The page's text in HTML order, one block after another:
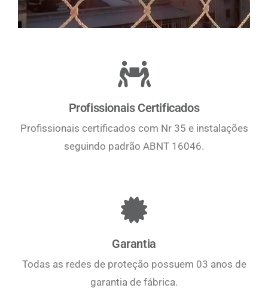
Profissionais Certificados
Profissionais certificados com Nr 35 e instalações
seguindo padrão ABNT 16046.
Garantia
Todas as redes de proteção possuem 03 anos de
garantia de fábrica.